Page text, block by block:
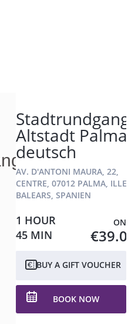
Stadtrundgang
Altstadt Palma
deutsch
AV. D'ANTONI MAURA, 22,
CENTRE, 07012 PALMA, ILLES
BALEARS, SPANIEN
ONLY
€39.00
1 HOUR
45 MIN
BUY A GIFT VOUCHER
BOOK NOW